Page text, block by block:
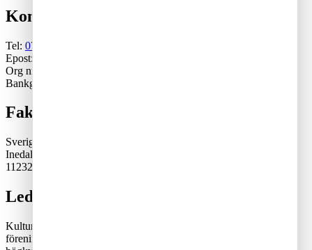
Kontakt
Tel: 070-671 79 46
Epost:
Org nr: 802402-2561
Bankgiro:5553-1339
Fakturaadress
Sveriges Kulturskoleråd
Inedalsgatan 15
11232 Stockholm
Lediga tjänster
Kulturskolerådet är en ideell, partipolitiskt och fackligt obunden
förening där kommuner samverkar för en tillgänglig och